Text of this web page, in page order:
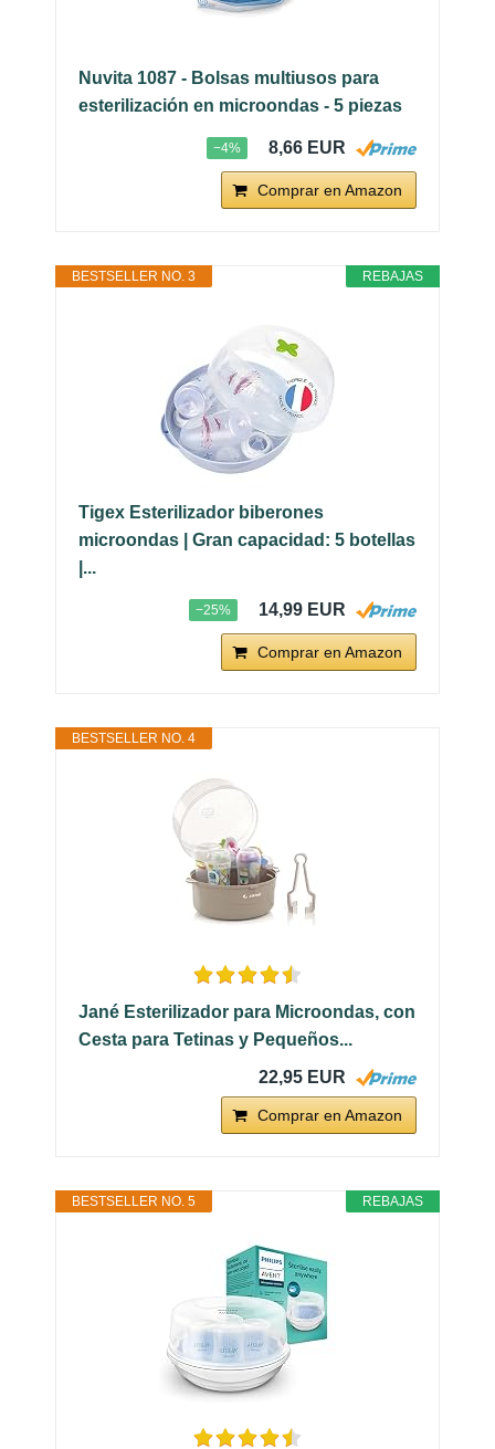
Nuvita 1087 - Bolsas multiusos para
esterilización en microondas - 5 piezas
−4% 8,66 EUR
Comprar en Amazon
REBAJAS
BESTSELLER NO. 3
Tigex Esterilizador biberones
microondas | Gran capacidad: 5 botellas
|...
−25% 14,99 EUR
Comprar en Amazon
BESTSELLER NO. 4
Jané Esterilizador para Microondas, con
Cesta para Tetinas y Pequeños...
22,95 EUR
Comprar en Amazon
REBAJAS
BESTSELLER NO. 5